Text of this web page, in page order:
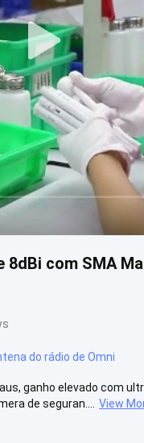
8dBi com SMA
do rádio de Omni
ganho elevado com
de seguran....
View